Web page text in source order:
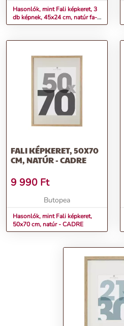
Hasonlók, mint Fali képkeret, 3
db képnek, 45x24 cm, natúr fa-
fekete - EN RANG
FALI KÉPKERET, 50X70
CM, NATÚR - CADRE
9 990 Ft
Butopea
Hasonlók, mint Fali képkeret,
50x70 cm, natúr - CADRE